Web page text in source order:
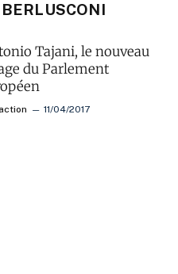
Tajani, le nouveau
du Parlement
11/04/2017